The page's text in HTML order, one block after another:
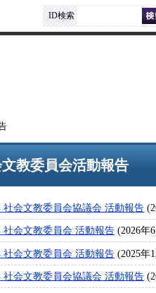
ID検索
教委員会活動報告
社会文教委員会協議会 活動報告
社会文教委員会 活動報告 (2026年
社会文教委員会 活動報告 (2025年
社会文教委員会協議会 活動報告